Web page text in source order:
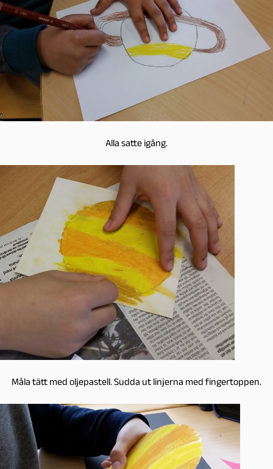
Alla satte igång.
Måla tätt med oljepastell. Sudda ut linjerna med fingertoppen.